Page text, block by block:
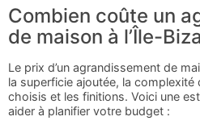
Combien coûte un
de maison à l’Île-
Le prix d’un agrandissement de
la superficie ajoutée, la complexité
choisis et les finitions. Voici une
aider à planifier votre budget :